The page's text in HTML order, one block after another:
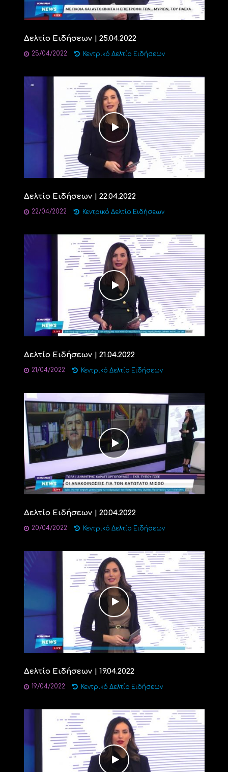
Δελτίο Ειδήσεων | 25.04.2022
25/04/2022 Κεντρικό Δελτίο Ειδήσεων
Δελτίο Ειδήσεων | 22.04.2022
22/04/2022 Κεντρικό Δελτίο Ειδήσεων
Δελτίο Ειδήσεων | 21.04.2022
21/04/2022 Κεντρικό Δελτίο Ειδήσεων
Δελτίο Ειδήσεων | 20.04.2022
20/04/2022 Κεντρικό Δελτίο Ειδήσεων
Δελτίο Ειδήσεων | 19.04.2022
19/04/2022 Κεντρικό Δελτίο Ειδήσεων